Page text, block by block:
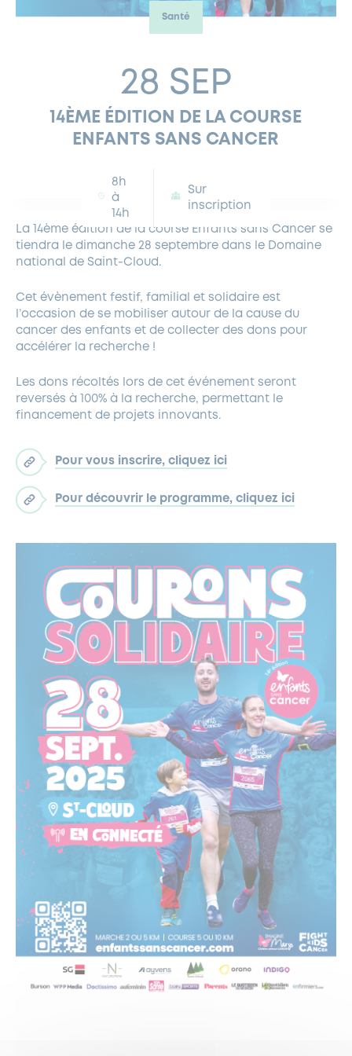
GÉRER MES DÉCHETS
EAU POTABLE ET ASSAINISSEMENT
NOUVEAUX ARRIVANTS
LOCATION DE SALLES
INFORMATIONS PRATIQUES
MIEUX CONSOMMER
SUBVENTIONS
COMMUNICATIONS ADMINISTRATIVES
PANNEAUX D’AFFICHAGE LIBRE
PARTENAIRES INSTITUTIONNELS
GRÖBENZELL
ANCIENS COMBATTANTS ET MÉMOIRE
DÉVELOPPEMENT DURABLE
ÉCONOMIES D’ÉNERGIE
UNE NAISSANCE, UN ARBRE
PARCS ET SQUARES DE LA VILLE
GESTION DU PATRIMOINE ARBORÉ
Santé
28 SEP
14ÈME ÉDITION DE LA COURSE
ENFANTS SANS CANCER
8h
à
14h
Sur
inscription
La 14ème édition de la course Enfants sans Cancer se
tiendra le dimanche 28 septembre dans le Domaine
national de Saint-Cloud.
Cet évènement festif, familial et solidaire est
l’occasion de se mobiliser autour de la cause du
cancer des enfants et de collecter des dons pour
accélérer la recherche !
Les dons récoltés lors de cet événement seront
reversés à 100% à la recherche, permettant le
financement de projets innovants.
Pour vous inscrire, cliquez ici
Pour découvrir le programme, cliquez ici